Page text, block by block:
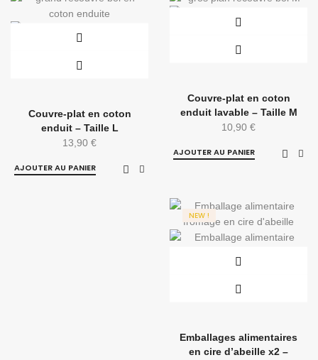
Couvre-plat en coton
enduit – Taille L
13,90 €
AJOUTER AU PANIER
Couvre-plat en coton
enduit lavable – Taille M
10,90 €
AJOUTER AU PANIER
NEW !
Emballages alimentaires
en cire d’abeille x2 –